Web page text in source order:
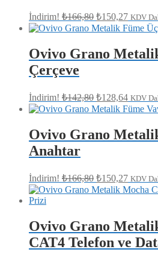
İndirim! ₺166,80 Orijinal
fiyat:
₺150,27Şu
andaki
fiyat:
₺150,27.
KDV
Ovivo Grano
Çerçeve
İndirim! ₺142,80 Orijinal
fiyat:
₺128,64 Şu
andaki
fiyat:
₺128,64.
KDV
Ovivo Grano
Anahtar
İndirim! ₺166,80 Orijinal
fiyat:
₺150,27Şu
andaki
fiyat:
KDV
Ovivo Grano
CAT4 Telefon ve